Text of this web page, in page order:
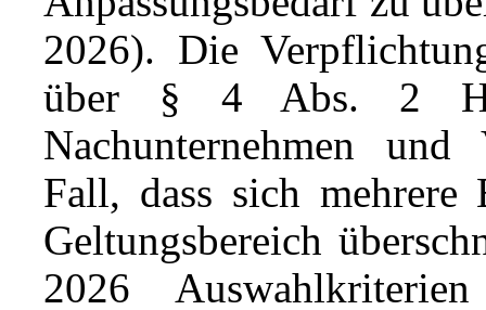
2026). Die
über § 4 Abs. 2
Nachunternehmen
Fall, dass sich mehrere
Geltungsbereich
2026